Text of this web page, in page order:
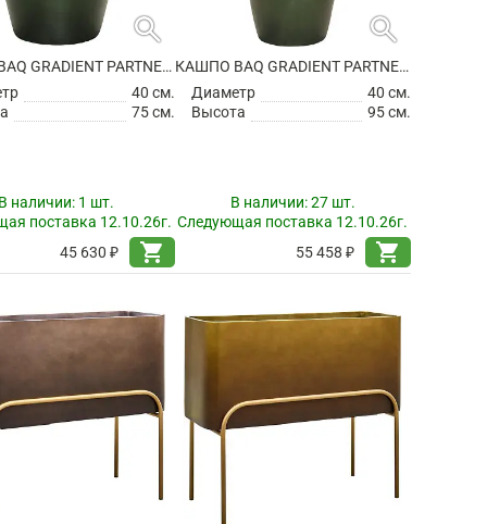
search
КАШПО BAQ GRADIENT PARTNER MATT FOREST GREEN (С ТЕХНИЧЕСКИМ ГОРШКОМ)
40 см.
75 см.
наличии: 1 шт.
поставка 12.10.26г.
45 630 ₽
shopping_cart
search
КАШПО BAQ GRADIENT PARTNER MATT FOREST GREEN (С ТЕХНИЧЕСКИМ ГОРШКОМ)
Диаметр
40 см.
Высота
95 см.
В наличии:27 шт.
Следующая поставка 12.10.26г.
55 458 ₽
shopping_cart